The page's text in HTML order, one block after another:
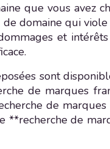
que vous avez
de domaine qui
et
sont
de marques
de
de